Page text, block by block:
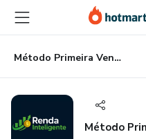
para
conteúdo
principal
para
pagamento
para
rodapé
Método Primeira Venda
Método